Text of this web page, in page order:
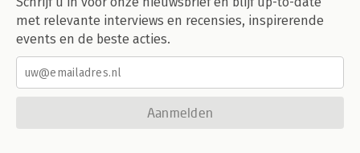
met relevante interviews en recensies, inspirerende
events en de beste acties.
Aanmelden